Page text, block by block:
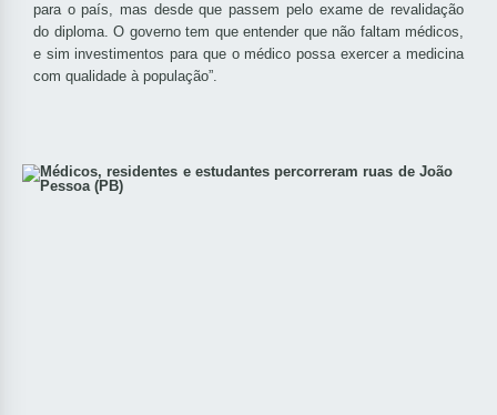
para o país, mas desde que passem pelo exame de revalidação
do diploma. O governo tem que entender que não faltam médicos,
e sim investimentos para que o médico possa exercer a medicina
com qualidade à população”.